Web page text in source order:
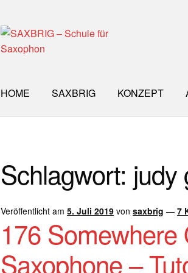
Zur
Navigation
Zum
Inhalt
HOME SAXBRIG KONZEPT
Impro Basic – Download PDF + mp3 INFOS
Schlagwort: judy
Veröffentlicht am5. Juli 2019 vonsaxbrig —7
176
Saxophone –